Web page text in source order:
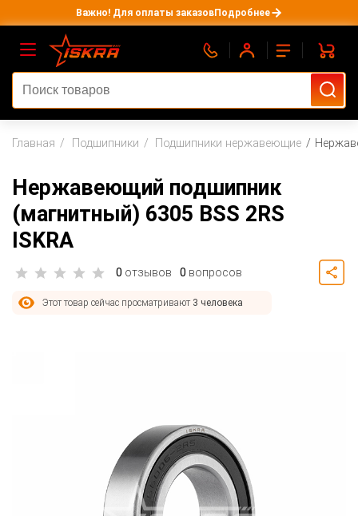
Важно! Для оплаты заказовПодробнее
Главная Подшипники Подшипники нержавеющие
Нержавеющий подшипник
(магнитный) 6305 BSS 2RS
ISKRA
0 отзывов 0 вопросов
Этот товар сейчас просматривают 3 человека